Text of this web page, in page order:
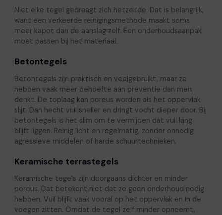
Niet elke tegel gedraagt zich hetzelfde. Dat is belangrijk,
want een verkeerde reinigingsmethode maakt soms
meer kapot dan de aanslag zelf. Een onderhoudsaanpak
moet passen bij het materiaal.
Betontegels
Betontegels zijn praktisch en veelgebruikt, maar ze
hebben vaak meer behoefte aan preventie dan men
denkt. De toplaag kan poreus worden als het oppervlak
slijt. Dan hecht vuil sneller en dringt vocht dieper door. Bij
betontegels is het slim om te vermijden dat vuil lang
blijft liggen. Reinig licht en regelmatig, zonder onnodig
agressieve middelen of harde schuurtechnieken.
Keramische terrastegels
Keramische tegels zijn doorgaans dichter en minder
poreus. Dat betekent niet dat ze geen onderhoud nodig
hebben. Vuil blijft vaak vooral op het oppervlak en in de
voegen zitten. Omdat de tegel zelf minder opneemt,